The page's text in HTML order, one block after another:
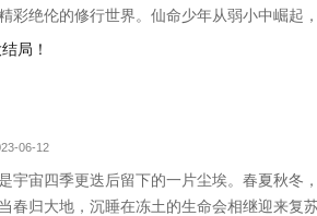
彩绝伦的修行世界。仙命少年从弱小中崛起
局！
06-12
宇宙四季更迭后留下的一片尘埃。春夏秋冬
春归大地，沉睡在冻土的生命会相继迎来